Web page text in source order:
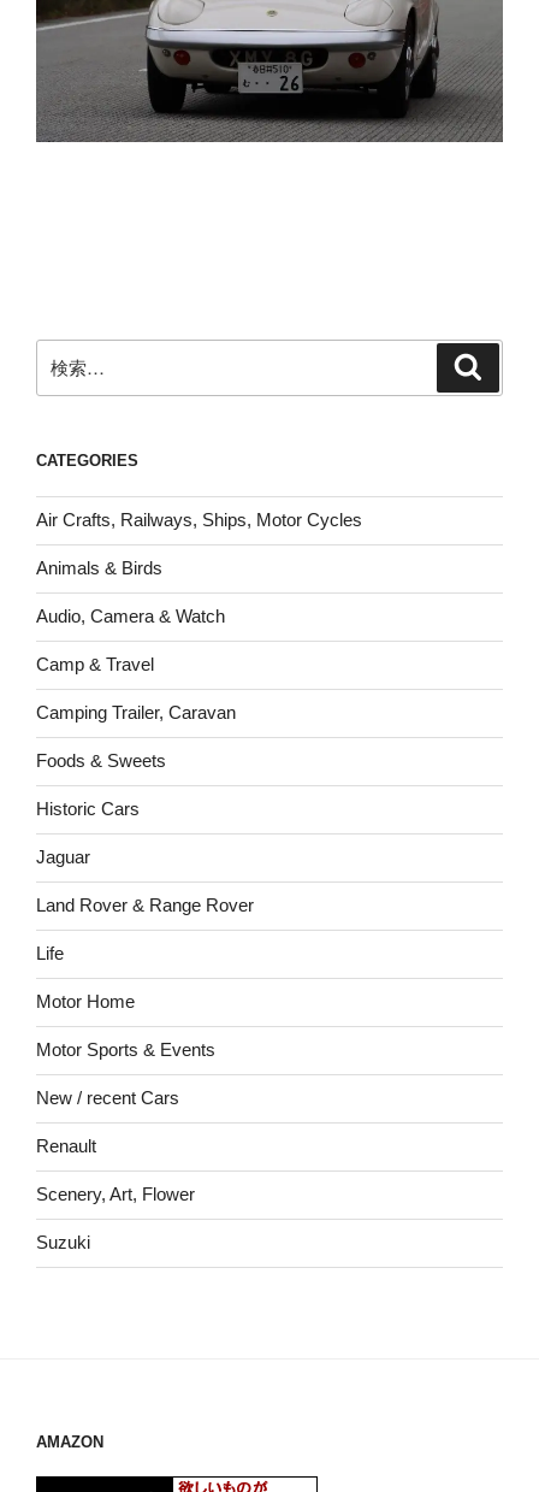
索:
CATEGORIES
Air Crafts, Railways, Ships, Motor Cycles
Animals & Birds
Audio, Camera & Watch
Camp & Travel
Camping Trailer, Caravan
Foods & Sweets
Historic Cars
Jaguar
Land Rover & Range Rover
Life
Motor Home
Motor Sports & Events
New / recent Cars
Renault
Scenery, Art, Flower
Suzuki
AMAZON